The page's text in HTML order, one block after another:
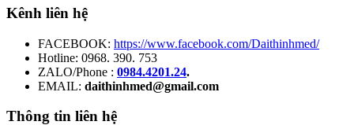
Kênh liên hệ
FACEBOOK: https://www.facebook.com/Daithinhmed/
Hotline: 0968. 390. 753
ZALO/Phone : 0984.4201.24.
EMAIL: daithinhmed@gmail.com
Thông tin liên hệ